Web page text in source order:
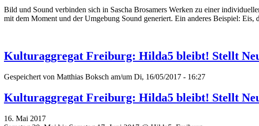
Bild und Sound verbinden sich in Sascha Brosamers Werken zu einer
mit dem Moment und der Umgebung Sound generiert. Ein anderes Beispiel:
Kulturaggregat Freiburg: Hilda5 bleibt! Stellt
Gespeichert von Matthias Boksch am/um Di, 16/05/2017 - 16:27
Kulturaggregat Freiburg: Hilda5 bleibt! Stellt
16. Mai 2017